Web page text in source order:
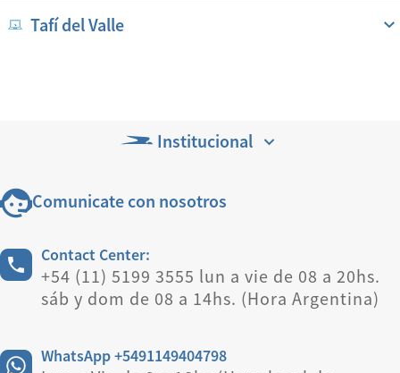
Tafí del Valle
Institucional
Comunicate con nosotros
Contact Center:
+54 (11) 5199 3555 lun a vie de 08 a 20hs.
sáb y dom de 08 a 14hs. (Hora Argentina)
WhatsApp +5491149404798